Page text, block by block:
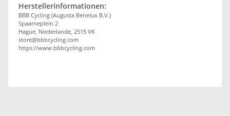
Herstellerinformationen:
BBB Cycling (Augusta Benelux B.V.)
Spaarneplein 2
Hague, Niederlande, 2515 VK
store@bbbcycling.com
https://www.bbbcycling.com